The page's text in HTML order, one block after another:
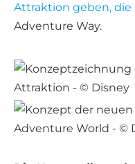
Attraktion geben, die
Adventure Way.